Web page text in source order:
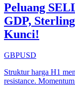
Peluang
GDP,
Kunci!
GBPUSD
Struktur harga H1
resistance.